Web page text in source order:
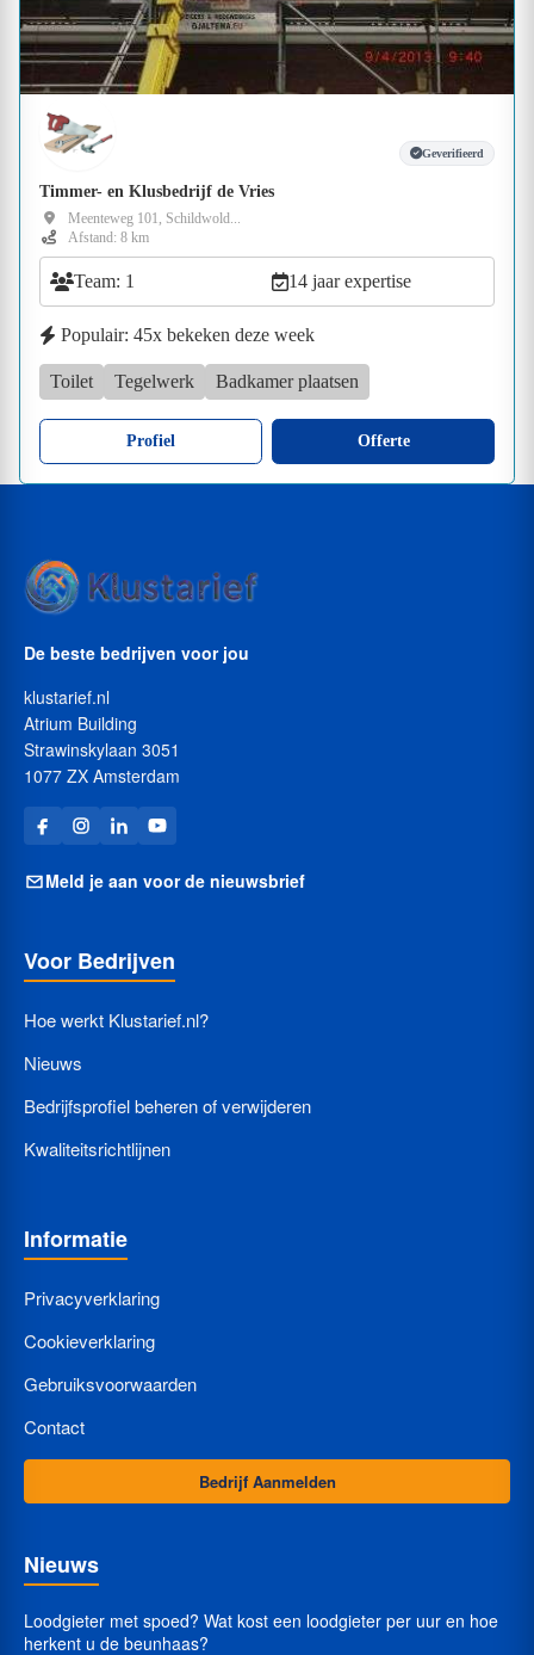
Geverifieerd
Timmer- en Klusbedrijf de Vries
Meenteweg 101, Schildwold...
Afstand: 8 km
Team: 1 14 jaar expertise
Populair: 45x bekeken deze week
Toilet Tegelwerk Badkamer plaatsen
Profiel Offerte
De beste bedrijven voor jou
klustarief.nl
Atrium Building
Strawinskylaan 3051
1077 ZX Amsterdam
Meld je aan voor de nieuwsbrief
Voor Bedrijven
Hoe werkt Klustarief.nl?
Nieuws
Bedrijfsprofiel beheren of verwijderen
Kwaliteitsrichtlijnen
Informatie
Privacyverklaring
Cookieverklaring
Gebruiksvoorwaarden
Contact
Bedrijf Aanmelden
Nieuws
Loodgieter met spoed? Wat kost een loodgieter per uur en hoe
herkent u de beunhaas?